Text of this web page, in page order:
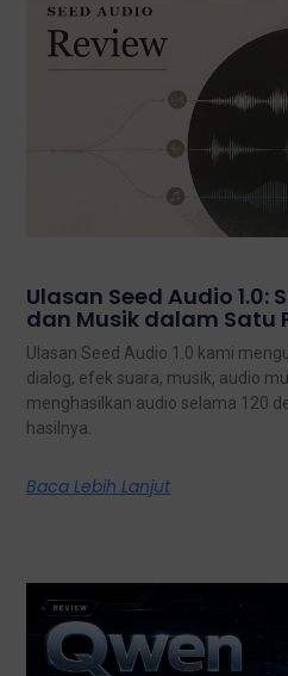
Ulasan Seed Audio 1.0:
dan Musik dalam Satu
Ulasan Seed Audio 1.0 kami
dialog, efek suara, musik, audio
menghasilkan audio selama 120
hasilnya.
Baca Lebih Lanjut